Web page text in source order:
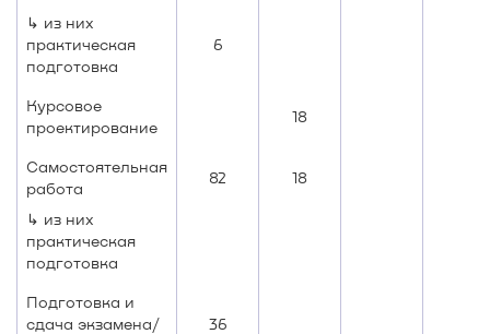
↳ из них
практическая
подготовка
6
Курсовое
проектирование
18
Самостоятельная
работа
82 18
↳ из них
практическая
подготовка
Подготовка и
сдача экзамена/
36